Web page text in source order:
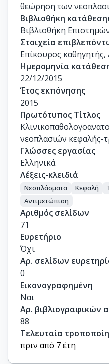
θεώρηση των
Βιβλιοθήκη
Βιβλιοθήκη
Στοιχεία
Επίκουρος
Ημερομηνία
22/12/2015
Έτος εκπόνησης
2015
Πρωτότυπος Τίτλος
νεοπλασιών κεφαλής-
Γλώσσες εργασίας
Ελληνικά
Λέξεις-κλειδιά
Νεοπλάσματα Κεφαλή
Αντιμετώπιση
Αριθμός σελίδων
71
Ευρετήριο
Όχι
Αρ. σελίδων
0
Εικονογραφημένη
Ναι
Αρ. βιβλιογραφικών
88
Τελευταία
πριν από 7 έτη